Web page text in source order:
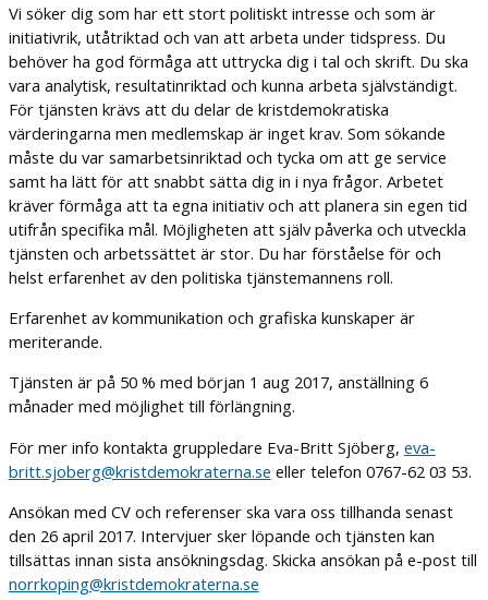
Vi söker dig som har ett stort politiskt intresse och som är
initiativrik, utåtriktad och van att arbeta under tidspress. Du
behöver ha god förmåga att uttrycka dig i tal och skrift. Du ska
vara analytisk, resultatinriktad och kunna arbeta självständigt.
För tjänsten krävs att du delar de kristdemokratiska
värderingarna men medlemskap är inget krav. Som sökande
måste du var samarbetsinriktad och tycka om att ge service
samt ha lätt för att snabbt sätta dig in i nya frågor. Arbetet
kräver förmåga att ta egna initiativ och att planera sin egen tid
utifrån specifika mål. Möjligheten att själv påverka och utveckla
tjänsten och arbetssättet är stor. Du har förståelse för och
helst erfarenhet av den politiska tjänstemannens roll.
Erfarenhet av kommunikation och grafiska kunskaper är
meriterande.
Tjänsten är på 50 % med början 1 aug 2017, anställning 6
månader med möjlighet till förlängning.
För mer info kontakta gruppledare Eva-Britt Sjöberg, eva-
britt.sjoberg@kristdemokraterna.se eller telefon 0767-62 03 53.
Ansökan med CV och referenser ska vara oss tillhanda senast
den 26 april 2017. Intervjuer sker löpande och tjänsten kan
tillsättas innan sista ansökningsdag. Skicka ansökan på e-post till
norrkoping@kristdemokraterna.se